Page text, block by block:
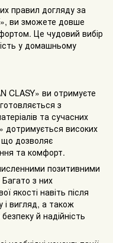
правил догляду за
ви зможете довше
Це чудовий вибір
у домашньому
CLASY» ви отримуєте
з
та сучасних
дотримується високих
що дозволяє
та комфорт.
позитивними
Багато з них
якості навіть після
вигляд, а також
й надійність